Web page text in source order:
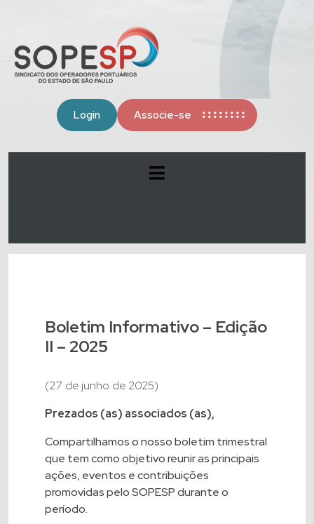
Login Associe-se
Boletim Informativo – Edição
II – 2025
(27 de junho de 2025)
Prezados (as) associados (as),
Compartilhamos o nosso boletim trimestral
que tem como objetivo reunir as principais
ações, eventos e contribuições
promovidas pelo SOPESP durante o
período.